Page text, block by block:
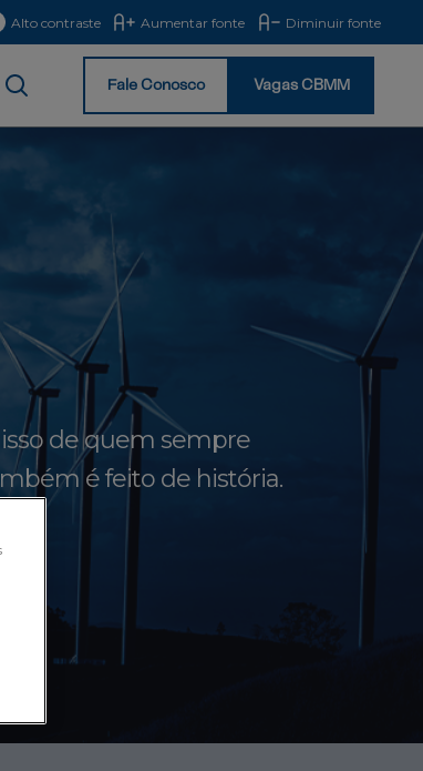
Alto contraste Aumentar fonte Diminuir fonte
Início Fale Conosco Vagas CBMM
de quem sempre
é feito de história.